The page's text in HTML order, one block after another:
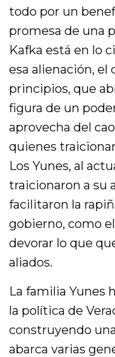
todo por un
promesa de una
Kafka está en lo
esa alienación, el
principios, que
figura de un
aprovecha del
quienes
Los Yunes, al
traicionaron a su
facilitaron la
gobierno, como
devorar lo que
aliados.
La familia Yunes
la política de
construyendo
abarca varias